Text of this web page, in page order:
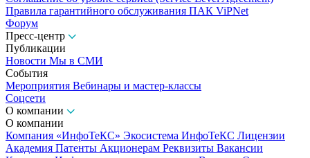
Правила гарантийного обслуживания ПАК ViPNet
Форум
Пресс-центр
Публикации
Новости Мы в СМИ
События
Мероприятия Вебинары и мастер-классы
Соцсети
О компании
О компании
Компания «ИнфоТеКС» Экосистема ИнфоТеКС Лицензии
Академия Патенты Акционерам Реквизиты Вакансии